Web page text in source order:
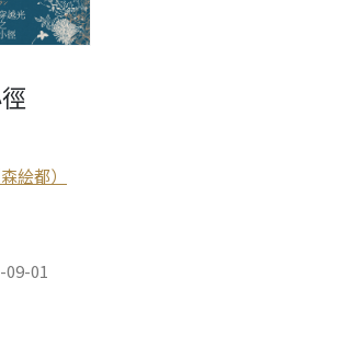
絵都）
09-01